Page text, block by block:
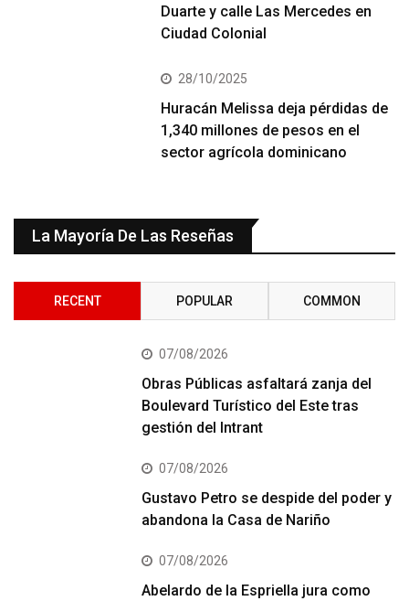
Duarte y calle Las Mercedes en
Ciudad Colonial
28/10/2025
Huracán Melissa deja pérdidas de
1,340 millones de pesos en el
sector agrícola dominicano
La Mayoría De Las Reseñas
RECENT POPULAR COMMON
07/08/2026
Obras Públicas asfaltará zanja del
Boulevard Turístico del Este tras
gestión del Intrant
07/08/2026
Gustavo Petro se despide del poder y
abandona la Casa de Nariño
07/08/2026
Abelardo de la Espriella jura como